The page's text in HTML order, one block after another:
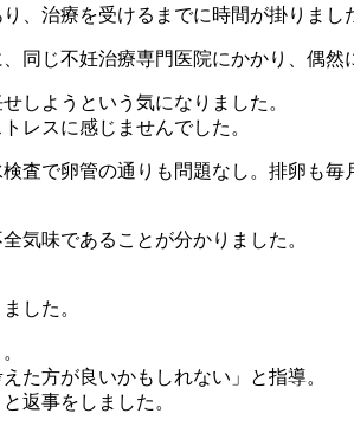
、治療を受けるまでに時間が掛りまし
同じ不妊治療専門医院にかかり、偶然
しようという気になりました。
レスに感じませんでした。
査で卵管の通りも問題なし。排卵も
気味であることが分かりました。
した。
た方が良いかもしれない」と指導。
返事をしました。